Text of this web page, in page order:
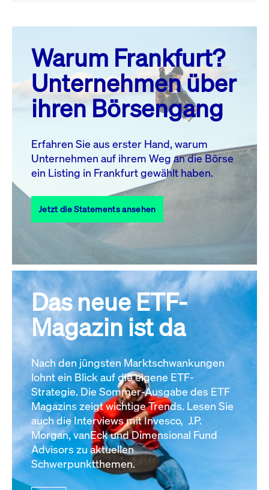
August 26
MO. DI. MI. DO. FR. SA. SO.
1
2
3
4 5 6 7 8
10 11 13 14
17
18 19 20 21 22
23
27 28
31
Alle Events
Warum Frankfurt?
Unternehmen über
ihren Börsengang
Erfahren Sie aus erster Hand, warum
Unternehmen auf ihrem Weg an die Börse
ein Listing in Frankfurt gewählt haben.
Jetzt die Statements ansehen
Das neue ETF-
Magazin ist da
Nach den jüngsten Marktschwankungen
lohnt ein Blick auf die eigene ETF-
Strategie. Die Sommer-Ausgabe des ETF
Magazins zeigt wichtige Trends. Lesen Sie
auch die Interviews mit Invesco, J.P.
Morgan, vanEck und Dimensional Fund
Advisors zu aktuellen
Schwerpunktthemen.